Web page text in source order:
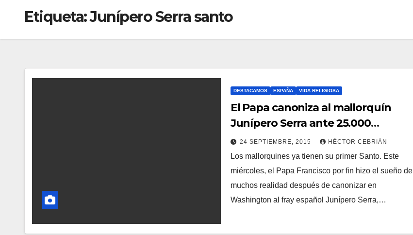
Etiqueta:Junípero Serra santo
DESTACAMOS ESPAÑA VIDA RELIGIOSA
El Papa canoniza al mallorquín
Junípero Serra ante 25.000
personas
24 SEPTIEMBRE, 2015 HÉCTOR CEBRIÁN
N
O
Los mallorquines ya tienen su primer Santo. Este
miércoles, el Papa Francisco por fin hizo el sueño de
muchos realidad después de canonizar en
Washington al fray español Junípero Serra,…